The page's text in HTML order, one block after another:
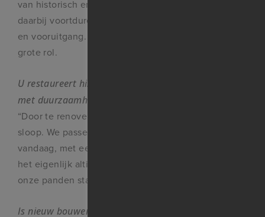
van historisch en industrieel erfgoed. Hij zoekt
daarbij voortdurend naar de balans tussen behoud
en vooruitgang. Duurzaamheid speelt daarbij een
grote rol.
U restaureert historische panden. Gaat dat samen
met duurzaamheid?
“Door te renoveren behoeden wij een gebouw voor
sloop. We passen een gebouw aan aan de eisen van
vandaag, met een blik op de toekomst. In die zin is
het eigenlijk altijd duurzaam wat we doen, want
onze panden staan er over vierhonderd jaar nog.”
Is nieuw bouwen niet veel goedkoper dan